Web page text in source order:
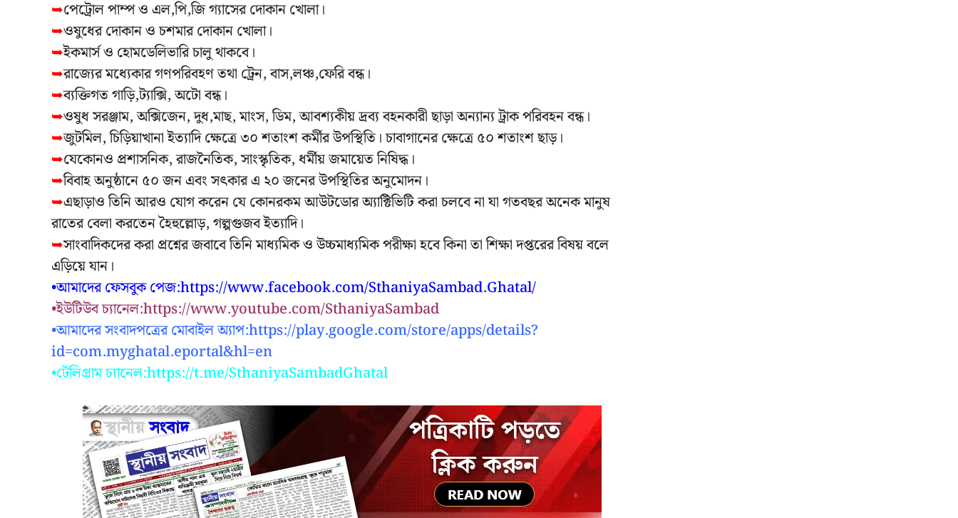
➥পেট্রোল পাম্প ও এল,পি,জি গ্যাসের দোকান খোলা।
➥ওষুধের দোকান ও চশমার দোকান খোলা।
➥ইকমার্স ও হোমডেলিভারি চালু থাকবে।
➥রাজ্যের মধ্যেকার গণপরিবহণ তথা ট্রেন, বাস,লঞ্চ,ফেরি বন্ধ।
➥ব্যক্তিগত গাড়ি,ট্যাক্সি, অটো বন্ধ।
➥ওষুধ সরঞ্জাম, অক্সিজেন, দুধ,মাছ, মাংস, ডিম, আবশ্যকীয় দ্রব্য বহনকারী ছাড়া অন্যান্য ট্রাক পরিবহন বন্ধ।
➥জুটমিল, চিড়িয়াখানা ইত্যাদি ক্ষেত্রে ৩০ শতাংশ কর্মীর উপস্থিতি। চাবাগানের ক্ষেত্রে ৫০ শতাংশ ছাড়।
➥যেকোনও প্রশাসনিক, রাজনৈতিক, সাংস্কৃতিক, ধর্মীয় জমায়েত নিষিদ্ধ।
➥বিবাহ অনুষ্ঠানে ৫০ জন এবং সৎকার এ ২০ জনের উপস্থিতির অনুমোদন।
➥এছাড়াও তিনি আরও যোগ করেন যে কোনরকম আউটডোর অ্যাক্টিভিটি করা চলবে না যা গতবছর অনেক মানুষ
রাতের বেলা করতেন হৈহুল্লোড়, গল্পগুজব ইত্যাদি।
➥সাংবাদিকদের করা প্রশ্নের জবাবে তিনি মাধ্যমিক ও উচ্চমাধ্যমিক পরীক্ষা হবে কিনা তা শিক্ষা দপ্তরের বিষয় বলে
এড়িয়ে যান।
•আমাদের ফেসবুক পেজ:https://www.facebook.com/SthaniyaSambad.Ghatal/
•ইউটিউব চ্যানেল:https://www.youtube.com/SthaniyaSambad
•আমাদের সংবাদপত্রের মোবাইল অ্যাপ:https://play.google.com/store/apps/details?
id=com.myghatal.eportal&hl=en
•টেলিগ্রাম চ্যানেল:https://t.me/SthaniyaSambadGhatal